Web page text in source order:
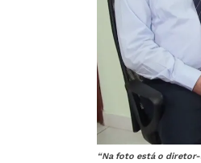
“Na foto está o